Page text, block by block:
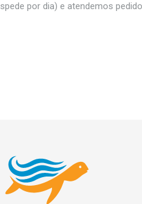
por dia) e atendemos